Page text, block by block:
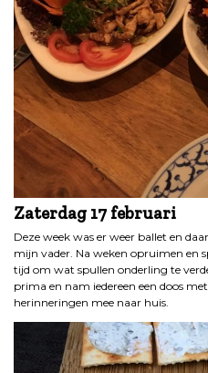
Zaterdag 17 februari
Deze week was er weer ballet en
mijn vader. Na weken opruimen en
tijd om wat spullen onderling te
prima en nam iedereen een doos
herinneringen mee naar huis.